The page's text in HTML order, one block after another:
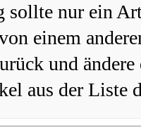
sollte nur ein
einem
und
aus der Liste